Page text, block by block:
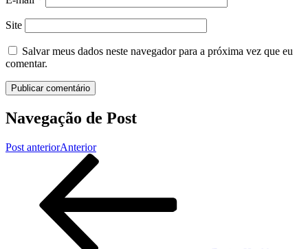
Site
Salvar meus dados neste navegador para a próxima vez que eu
comentar.
Navegação de Post
Post anteriorAnterior